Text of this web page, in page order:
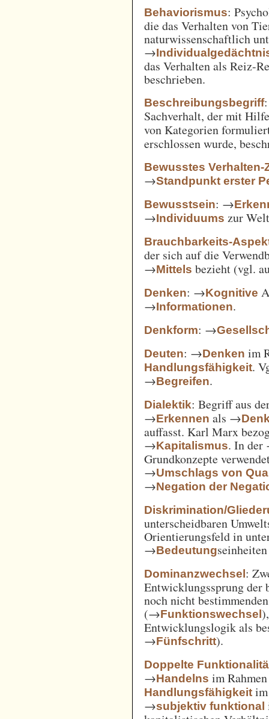
Behaviorismus:
die das Verhalten von
naturwissenschaftlich
→
das Verhalten als Reiz-
beschrieben.
Beschreibungsbegriff
Sachverhalt, der mit
von Kategorien
erschlossen wurde,
Bewusstes Verhalten-
→Standpunkt erster
Bewusstsein: →
→Individuums zur
Brauchbarkeits-
der sich auf die
→Mittels bezieht (vgl.
Denken: →Kognitive
→Informationen.
Denkform: →
Deuten: →Denken im
Handlungsfähigkeit.
→Begreifen.
Dialektik: Begriff aus
→Erkennen als →
auffasst. Karl Marx
→Kapitalismus. In
Grundkonzepte
→Umschlags von
→Negation der
Diskrimination/
unterscheidbaren
Orientierungsfeld in
→Bedeutung
Dominanzwechsel:
Entwicklungssprung der
noch nicht
(→Funktionswechsel
Entwicklungslogik als
→Fünfschritt).
Doppelte
→Handelns im
Handlungsfähigkeit
→subjektiv funktional